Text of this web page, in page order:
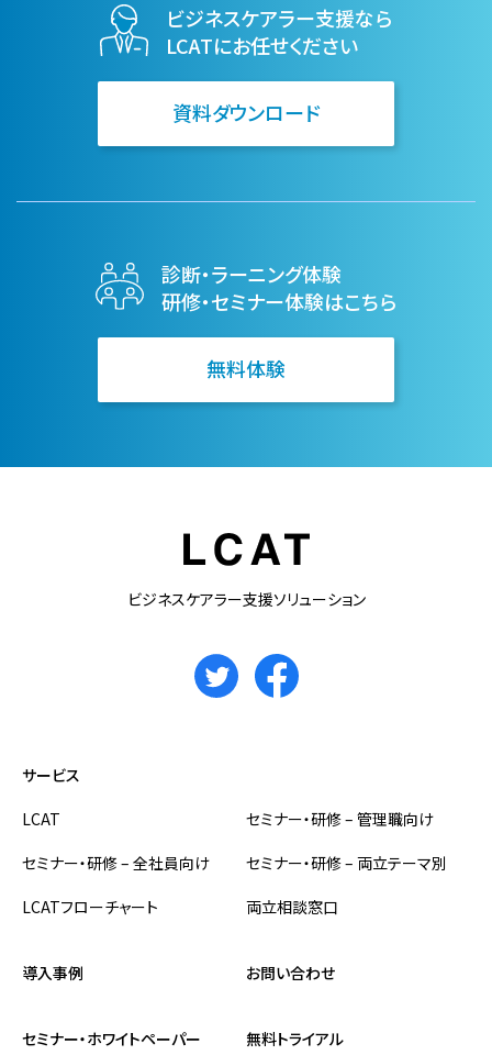
ビジネスケアラー支援なら
LCATにお任せください
資料ダウンロード
診断・ラーニング体験
研修・セミナー体験はこちら
無料体験
ビジネスケアラー支援ソリューション
サービス
LCAT
セミナー・研修 – 管理職向け
セミナー・研修 – 全社員向け
セミナー・研修 – 両立テーマ別
LCATフローチャート
両立相談窓口
導入事例
セミナー・ホワイトペーパー
お問い合わせ
無料トライアル